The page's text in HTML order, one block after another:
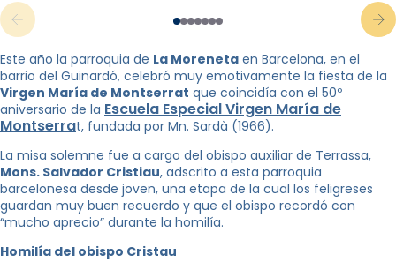
Este año la parroquia de La Moreneta en Barcelona, en el
barrio del Guinardó, celebró muy emotivamente la fiesta de la
Virgen María de Montserrat que coincidía con el 50º
aniversario de la Escuela Especial Virgen María de
Montserrat, fundada por Mn. Sardà (1966).
La misa solemne fue a cargo del obispo auxiliar de Terrassa,
Mons. Salvador Cristiau, adscrito a esta parroquia
barcelonesa desde joven, una etapa de la cual los feligreses
guardan muy buen recuerdo y que el obispo recordó con
“mucho aprecio” durante la homilía.
Homilía del obispo Cristau